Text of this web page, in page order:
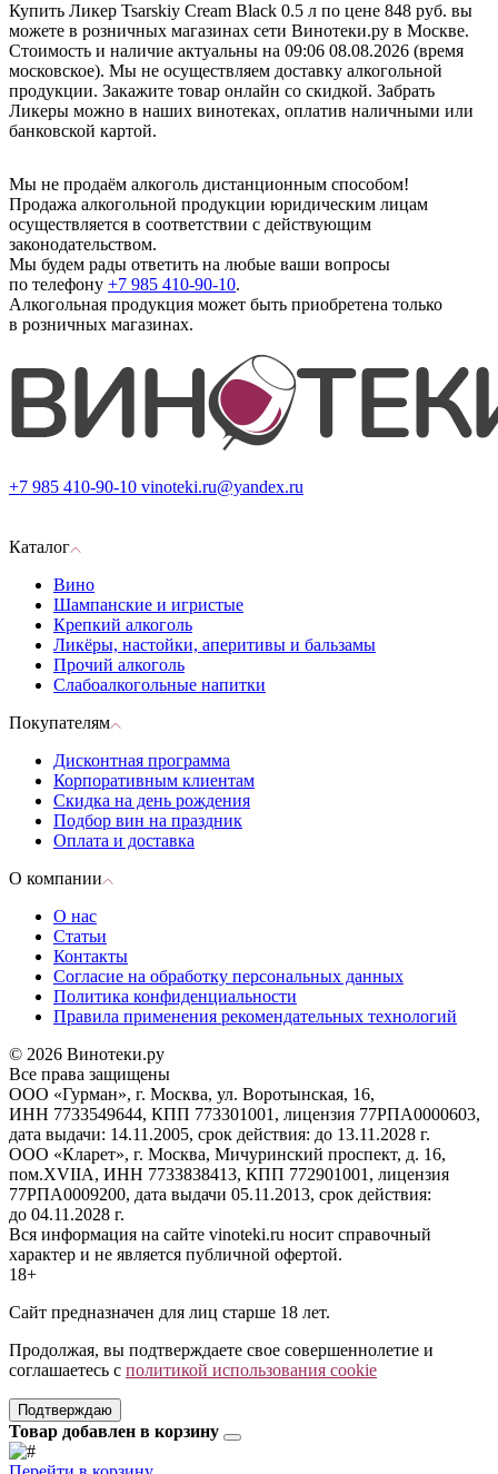
Купить Ликер Tsarskiy Cream Black 0.5 л по цене 848 руб. вы
можете в розничных магазинах сети Винотеки.ру в Москве.
Стоимость и наличие актуальны на 09:06 08.08.2026 (время
московское). Мы не осуществляем доставку алкогольной
продукции. Закажите товар онлайн со скидкой. Забрать
Ликеры можно в наших винотеках, оплатив наличными или
банковской картой.
Мы не продаём алкоголь дистанционным способом!
Продажа алкогольной продукции юридическим лицам
осуществляется в соответствии с действующим
законодательством.
Мы будем рады ответить на любые ваши вопросы
по телефону +7 985 410-90-10.
Алкогольная продукция может быть приобретена только
в розничных магазинах.
+7 985 410-90-10 vinoteki.ru@yandex.ru
Каталог
Вино
Шампанские и игристые
Крепкий алкоголь
Ликёры, настойки, аперитивы и бальзамы
Прочий алкоголь
Слабоалкогольные напитки
Покупателям
Дисконтная программа
Корпоративным клиентам
Скидка на день рождения
Подбор вин на праздник
Оплата и доставка
О компании
О нас
Статьи
Контакты
Согласие на обработку персональных данных
Политика конфиденциальности
Правила применения рекомендательных технологий
© 2026 Винотеки.ру
Все права защищены
ООО «Гурман», г. Москва, ул. Воротынская, 16,
ИНН 7733549644, КПП 773301001, лицензия 77РПА0000603,
дата выдачи: 14.11.2005, срок действия: до 13.11.2028 г.
ООО «Кларет», г. Москва, Мичуринский проспект, д. 16,
пом.XVIIA, ИНН 7733838413, КПП 772901001, лицензия
77РПА0009200, дата выдачи 05.11.2013, срок действия:
до 04.11.2028 г.
Вся информация на сайте vinoteki.ru носит справочный
характер и не является публичной офертой.
18+
Сайт предназначен для лиц старше 18 лет.
Продолжая, вы подтверждаете свое совершеннолетие и
соглашаетесь с политикой использования cookie
Подтверждаю
Товар добавлен в корзину